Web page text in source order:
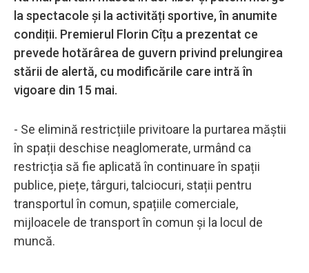
la spectacole și la activități sportive, în anumite
condiții. Premierul Florin Cîțu a prezentat ce
prevede hotărârea de guvern privind prelungirea
stării de alertă, cu modificările care intră în
vigoare din 15 mai.
- Se elimină restricțiile privitoare la purtarea măștii
în spații deschise neaglomerate, urmând ca
restricția să fie aplicată în continuare în spații
publice, piețe, târguri, talciocuri, stații pentru
transportul în comun, spațiile comerciale,
mijloacele de transport în comun și la locul de
muncă.